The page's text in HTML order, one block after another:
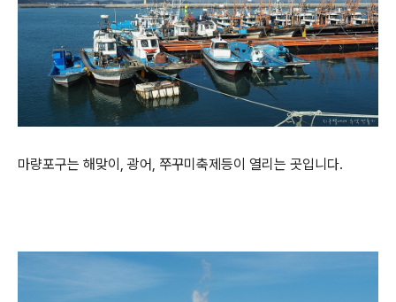
마량포구는 해맞이, 광어, 쭈꾸미축제등이 열리는 곳입니다.